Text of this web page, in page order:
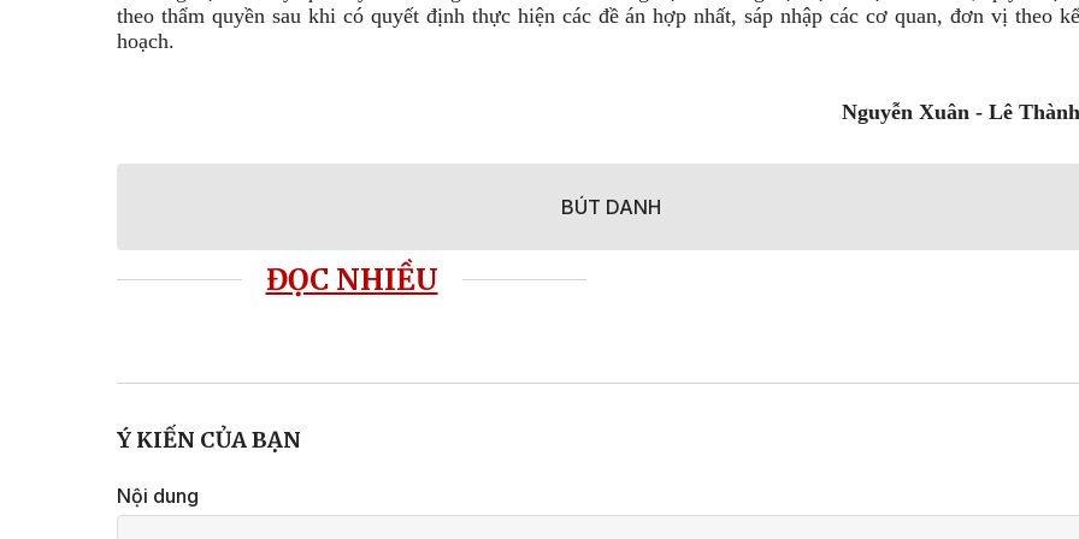
theo thẩm quyền sau khi có quyết định thực hiện các đề án hợp nhất, sáp nhập các cơ quan, đơn vị theo kế
hoạch.
Nguyễn Xuân - Lê Thành
BÚT DANH
ĐỌC NHIỀU
Ý KIẾN CỦA BẠN
Nội dung